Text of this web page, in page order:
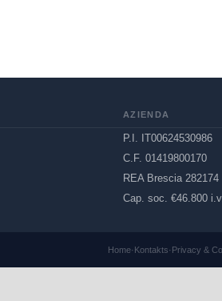
AZIENDA
P.I. IT00624530986
C.F. 01419800170
REA Brescia 282174
Cap. soc. €46.800
Home·Kontakts·Privacy &